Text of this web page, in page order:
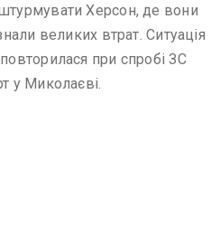
Херсон, де вони
великих втрат. Ситуація
при спробі ЗС
у Миколаєві.